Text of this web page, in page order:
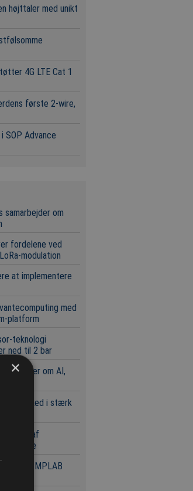
højttaler med unikt
4G LTE Cat 1
første 2-wire,
SOP Advance
samarbejder om
fordelene ved
modulation
at implementere
med
platform
teknologi
ned til 2 bar
om AI,
i stærk
af
tilgang MPLAB
×